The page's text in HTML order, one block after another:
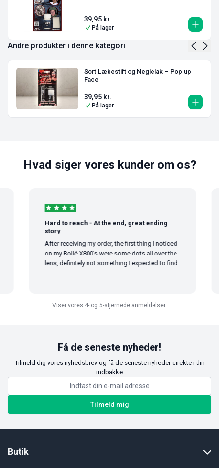
39,95 kr.
På lager
Andre produkter i denne kategori
Sort Læbestift og Neglelak – Pop up
Face
39,95 kr.
På lager
Hvad siger vores kunder om os?
Hard to reach - At the end, great ending
story
After receiving my order, the first thing I noticed
on my Bollé X800's were some dots all over the
lens, definitely not something I expected to find
Viser vores 4- og 5-stjernede anmeldelser.
Få de seneste nyheder!
Tilmeld dig vores nyhedsbrev og få de seneste nyheder direkte i din
indbakke
Tilmeld mig
Butik